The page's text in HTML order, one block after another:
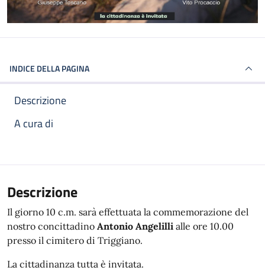
INDICE DELLA PAGINA
Descrizione
A cura di
Descrizione
Il giorno 10 c.m. sarà effettuata la commemorazione del
nostro concittadino Antonio Angelilli alle ore 10.00
presso il cimitero di Triggiano.
La cittadinanza tutta è invitata.